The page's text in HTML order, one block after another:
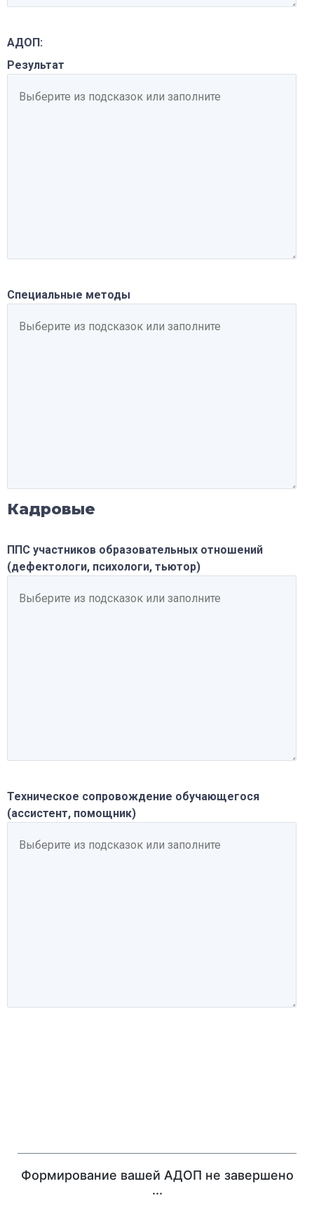
АДОП:
Результат
Специальные методы
Кадровые
ППС участников образовательных отношений
(дефектологи, психологи, тьютор)
Техническое сопровождение обучающегося
(ассистент, помощник)
Формирование вашей АДОП не завершено
...